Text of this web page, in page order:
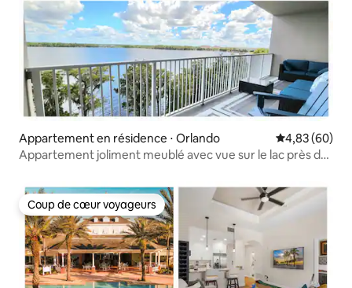
Appartement en résidence ⋅ Orlando Évaluation
4,83 (60)
Appartement joliment meublé avec vue sur le lac près de
Coup de cœur voyageurs
Coup de cœur voyageurs